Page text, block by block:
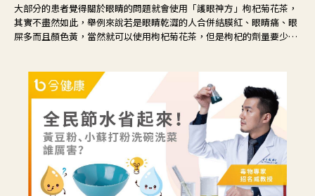
大部分的患者覺得關於眼睛的問題就會使用「護眼神方」枸杞菊花茶，
其實不盡然如此，舉例來說若是眼睛乾澀的人合併結膜紅、眼睛痛、眼
屎多而且顏色黃，當然就可以使用枸杞菊花茶，但是枸杞的劑量要少，
候就要使用菊花、金銀花來治療；假如單純的眼睛乾澀，結膜沒有紅，
眼睛周圍沒有眼屎，這種情況是屬於「陰虛」，就可以使用枸杞、蓮
藕、麥門冬、山藥等比較滋潤的藥材，效果就更顯著。